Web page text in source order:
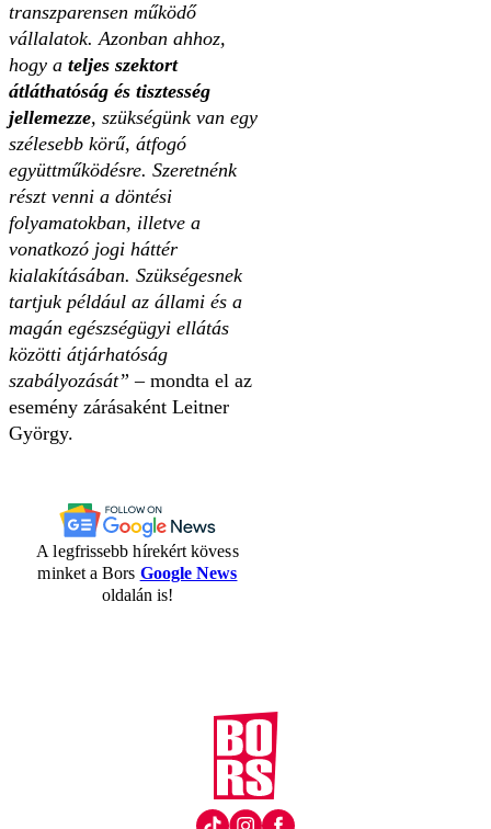
transzparensen működő
vállalatok. Azonban ahhoz,
hogy a teljes szektort
átláthatóság és tisztesség
jellemezze, szükségünk van egy
szélesebb körű, átfogó
együttműködésre. Szeretnénk
részt venni a döntési
folyamatokban, illetve a
vonatkozó jogi háttér
kialakításában. Szükségesnek
tartjuk például az állami és a
magán egészségügyi ellátás
közötti átjárhatóság
szabályozását” – mondta el az
esemény zárásaként Leitner
György.
A legfrissebb hírekért kövess
minket a Bors Google News
oldalán is!